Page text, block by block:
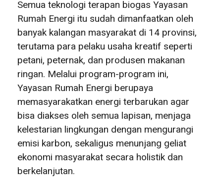
Semua teknologi terapan biogas Yayasan
Rumah Energi itu sudah dimanfaatkan oleh
banyak kalangan masyarakat di 14 provinsi,
terutama para pelaku usaha kreatif seperti
petani, peternak, dan produsen makanan
ringan. Melalui program-program ini,
Yayasan Rumah Energi berupaya
memasyarakatkan energi terbarukan agar
bisa diakses oleh semua lapisan, menjaga
kelestarian lingkungan dengan mengurangi
emisi karbon, sekaligus menunjang geliat
ekonomi masyarakat secara holistik dan
berkelanjutan.